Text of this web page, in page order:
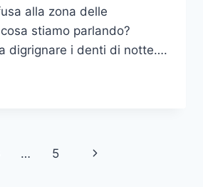
alla zona delle
stiamo parlando?
digrignare i denti di notte….
… 5
Pagina